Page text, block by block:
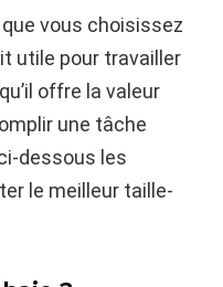
que vous choisissez
utile pour travailler
offre la valeur
une tâche
dessous les
le meilleur taille-